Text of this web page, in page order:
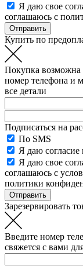
Я даю свое
соглашаюсь с
Купить по
Покупка возможна
номер телефона и
все детали
Подписаться на
По SMS
Я даю согласие
Я даю свое
соглашаюсь с
политики
Зарезервировать
Введите номер
свяжется с вами